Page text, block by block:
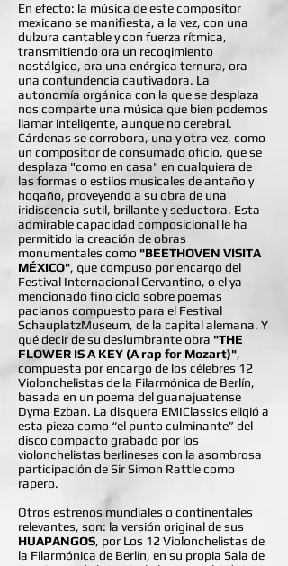
En efecto: la música de este compositor
mexicano se manifiesta, a la vez, con una
dulzura cantable y con fuerza rítmica,
transmitiendo ora un recogimiento
nostálgico, ora una enérgica ternura, ora
una contundencia cautivadora. La
autonomía orgánica con la que se desplaza
nos comparte una música que bien podemos
llamar inteligente, aunque no cerebral.
Cárdenas se corrobora, una y otra vez, como
un compositor de consumado oficio, que se
desplaza "como en casa" en cualquiera de
las formas o estilos musicales de antaño y
hogaño, proveyendo a su obra de una
iridiscencia sutil, brillante y seductora. Esta
admirable capacidad composicional le ha
permitido la creación de obras
monumentales como "BEETHOVEN VISITA
MÉXICO", que compuso por encargo del
Festival Internacional Cervantino, o el ya
mencionado fino ciclo sobre poemas
pacianos compuesto para el Festival
SchauplatzMuseum, de la capital alemana. Y
qué decir de su deslumbrante obra "THE
FLOWER IS A KEY (A rap for Mozart)",
compuesta por encargo de los célebres 12
Violonchelistas de la Filarmónica de Berlín,
basada en un poema del guanajuatense
Dyma Ezban. La disquera EMIClassics eligió a
esta pieza como “el punto culminante” del
disco compacto grabado por los
violonchelistas berlineses con la asombrosa
participación de Sir Simon Rattle como
rapero.
Otros estrenos mundiales o continentales
relevantes, son: la versión original de sus
HUAPANGOS, por Los 12 Violonchelistas de
la Filarmónica de Berlín, en su propia Sala de